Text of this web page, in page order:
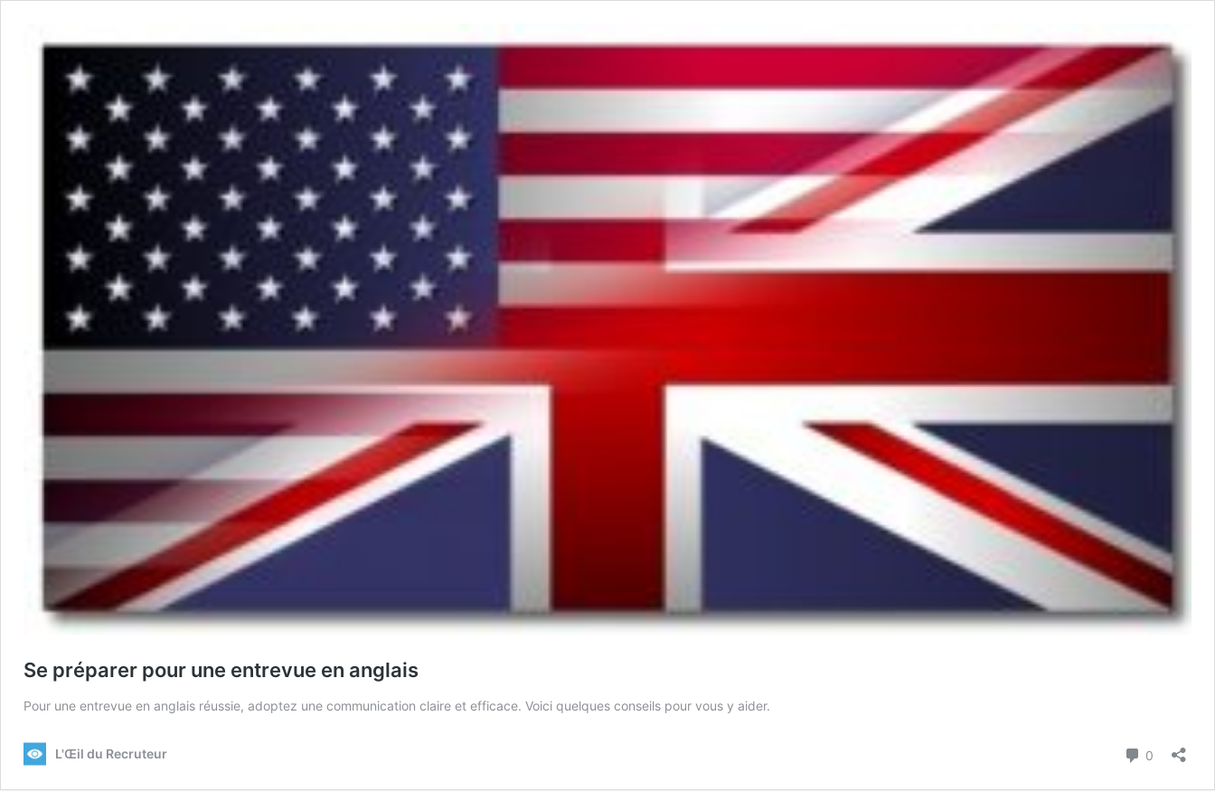
Se préparer pour une entrevue en anglais
Pour une entrevue en anglais réussie, adoptez une communication claire et efficace. Voici quelques conseils pour vous y aider.
L'Œil du Recruteur 0